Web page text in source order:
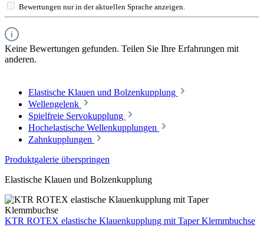
Bewertungen nur in der aktuellen Sprache anzeigen.
Keine Bewertungen gefunden. Teilen Sie Ihre Erfahrungen mit
anderen.
Elastische Klauen und Bolzenkupplung
Wellengelenk
Spielfreie Servokupplung
Hochelastische Wellenkupplungen
Zahnkupplungen
Produktgalerie überspringen
Elastische Klauen und Bolzenkupplung
KTR ROTEX elastische Klauenkupplung mit Taper Klemmbuchse